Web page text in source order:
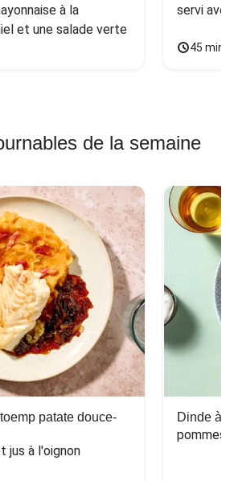
à la
et une salade verte
servi
45
de la semaine
patate douce-
jus à l'oignon
Dinde à
pommes